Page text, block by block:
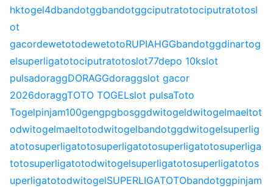
hktogel4dbandotggbandotggciputratotociputratotosl
ot
gacordewetotodewetotoRUPIAHGGbandotggdinartog
elsuperligatotociputratotoslot77depo 10kslot
pulsadoraggDORAGGdoraggslot gacor
2026doraggTOTO TOGELslot pulsaToto
Togelpinjam100gengpgbosggdwitogeldwitogelmaeltot
odwitogelmaeltotodwitogelbandotggdwitogelsuperlig
atotosuperligatotosuperligatotosuperligatotosuperliga
totosuperligatotodwitogelsuperligatotosuperligatotos
uperligatotodwitogelSUPERLIGATOTObandotggpinjam